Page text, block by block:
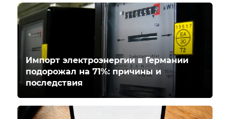
Импорт электроэнергии в Германии
подорожал на 71%: причины и
последствия